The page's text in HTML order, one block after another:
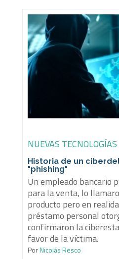
NUEVAS TECNOLOGÍAS
Historia de un
"phishing"
Un empleado bancario
para la venta, lo
producto pero en
préstamo personal
confirmaron la
favor de la víctima.
PorNicolás Resco